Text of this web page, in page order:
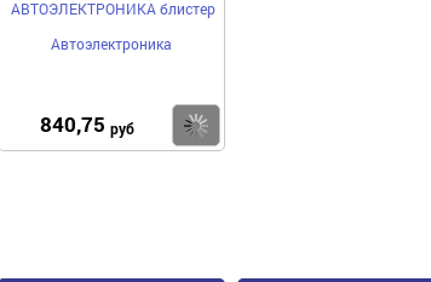
Купить
АВТОЭЛЕКТРОНИКА блистер
Автоэлектроника
840,75 руб